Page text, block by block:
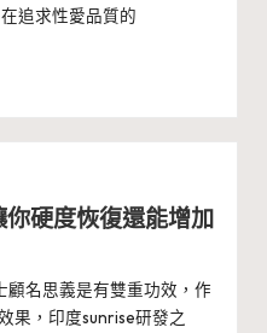
追求性愛品質的
硬度恢復還能增加
顧名思義是有雙重功效，作
果，印度sunrise研發之